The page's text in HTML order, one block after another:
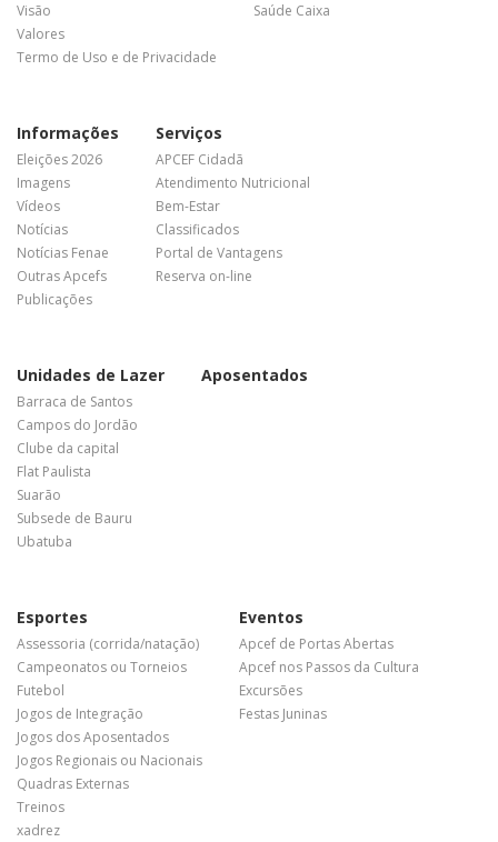
Visão
Valores
Termo de Uso e de Privacidade
Saúde Caixa
Informações
Eleições 2026
Imagens
Vídeos
Notícias
Notícias Fenae
Outras Apcefs
Publicações
Serviços
APCEF Cidadã
Atendimento Nutricional
Bem-Estar
Classificados
Portal de Vantagens
Reserva on-line
Unidades de Lazer
Barraca de Santos
Campos do Jordão
Clube da capital
Flat Paulista
Suarão
Subsede de Bauru
Ubatuba
Aposentados
Esportes
Assessoria (corrida/natação)
Campeonatos ou Torneios
Futebol
Jogos de Integração
Jogos dos Aposentados
Jogos Regionais ou Nacionais
Quadras Externas
Treinos
xadrez
Eventos
Apcef de Portas Abertas
Apcef nos Passos da Cultura
Excursões
Festas Juninas